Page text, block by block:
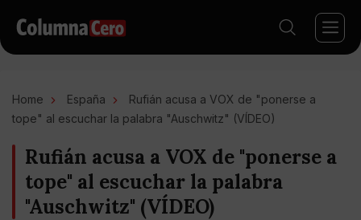
Home España
Rufián acusa a VOX de "ponerse a
tope" al escuchar la palabra "Auschwitz" (VÍDEO)
Rufián acusa a VOX de "ponerse a
tope" al escuchar la palabra
"Auschwitz" (VÍDEO)